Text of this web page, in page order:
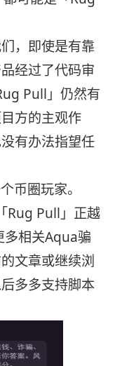
，即使是有靠
经过了代码审
Pull」仍然有
方的主观作
有办法指望任
币圈玩家。
Rug Pull」正越
多相关Aqua骗
文章或继续浏
多多支持脚本